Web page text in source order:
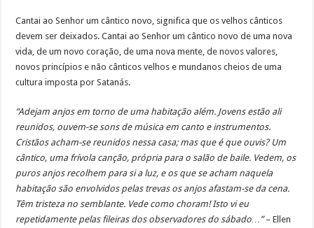
Cantai ao Senhor um cântico novo, significa que os velhos cânticos
devem ser deixados. Cantai ao Senhor um cântico novo de uma nova
vida, de um novo coração, de uma nova mente, de novos valores,
novos princípios e não cânticos velhos e mundanos cheios de uma
cultura imposta por Satanás.
“Adejam anjos em torno de uma habitação além. Jovens estão ali
reunidos, ouvem-se sons de música em canto e instrumentos.
Cristãos acham-se reunidos nessa casa; mas que é que ouvis? Um
cântico, uma frívola canção, própria para o salão de baile. Vedem, os
puros anjos recolhem para si a luz, e os que se acham naquela
habitação são envolvidos pelas trevas os anjos afastam-se da cena.
Têm tristeza no semblante. Vede como choram! Isto vi eu
repetidamente pelas fileiras dos observadores do sábado…”– Ellen